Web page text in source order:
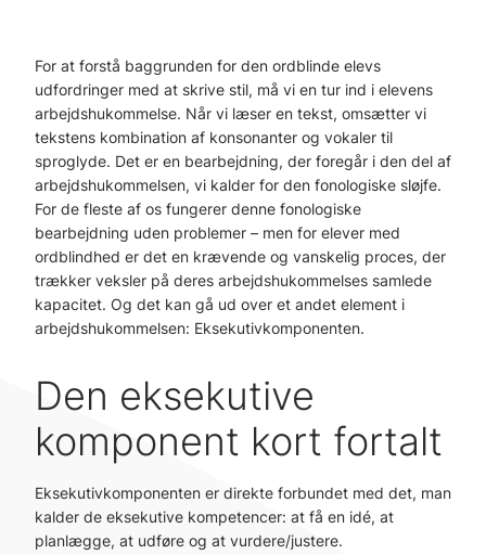
For at forstå baggrunden for den ordblinde elevs
udfordringer med at skrive stil, må vi en tur ind i elevens
arbejdshukommelse. Når vi læser en tekst, omsætter vi
tekstens kombination af konsonanter og vokaler til
sproglyde. Det er en bearbejdning, der foregår i den del af
arbejdshukommelsen, vi kalder for den fonologiske sløjfe.
For de fleste af os fungerer denne fonologiske
bearbejdning uden problemer – men for elever med
ordblindhed er det en krævende og vanskelig proces, der
trækker veksler på deres arbejdshukommelses samlede
kapacitet. Og det kan gå ud over et andet element i
arbejdshukommelsen: Eksekutivkomponenten.
Den eksekutive
komponent kort fortalt
Eksekutivkomponenten er direkte forbundet med det, man
kalder de eksekutive kompetencer: at få en idé, at
planlægge, at udføre og at vurdere/justere.